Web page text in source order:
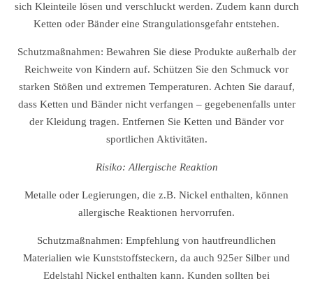
sich Kleinteile lösen und verschluckt werden. Zudem kann durch
Ketten oder Bänder eine Strangulationsgefahr entstehen.
Schutzmaßnahmen: Bewahren Sie diese Produkte außerhalb der
Reichweite von Kindern auf. Schützen Sie den Schmuck vor
starken Stößen und extremen Temperaturen. Achten Sie darauf,
dass Ketten und Bänder nicht verfangen – gegebenenfalls unter
der Kleidung tragen. Entfernen Sie Ketten und Bänder vor
sportlichen Aktivitäten.
Risiko: Allergische Reaktion
Metalle oder Legierungen, die z.B. Nickel enthalten, können
allergische Reaktionen hervorrufen.
Schutzmaßnahmen: Empfehlung von hautfreundlichen
Materialien wie Kunststoffsteckern, da auch 925er Silber und
Edelstahl Nickel enthalten kann. Kunden sollten bei